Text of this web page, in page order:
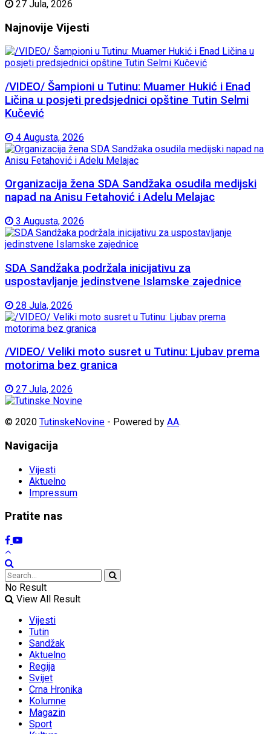
27 Jula, 2026
Najnovije Vijesti
/VIDEO/ Šampioni u Tutinu: Muamer Hukić i Enad
Ličina u posjeti predsjednici opštine Tutin Selmi
Kučević
4 Augusta, 2026
Organizacija žena SDA Sandžaka osudila medijski
napad na Anisu Fetahović i Adelu Melajac
3 Augusta, 2026
SDA Sandžaka podržala inicijativu za
uspostavljanje jedinstvene Islamske zajednice
28 Jula, 2026
/VIDEO/ Veliki moto susret u Tutinu: Ljubav prema
motorima bez granica
27 Jula, 2026
© 2020 TutinskeNovine - Powered by AA.
Navigacija
Vijesti
Aktuelno
Impressum
Pratite nas
No Result
View All Result
Vijesti
Tutin
Sandžak
Aktuelno
Regija
Svijet
Crna Hronika
Kolumne
Magazin
Sport